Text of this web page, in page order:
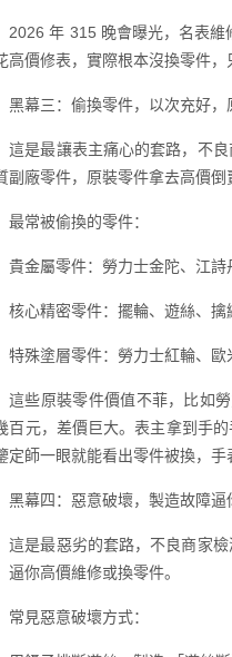
2026 年 315 晚會曝光，名表
高價修表，實際根本沒換零件，
黑幕三：偷換零件，以次充好，
這是最讓表主痛心的套路，不
副廠零件，原裝零件拿去高價倒
最常被偷換的零件：
貴金屬零件：勞力士金陀、江詩
核心精密零件：擺輪、遊絲、擒
特殊塗層零件：勞力士紅輪、歐
這些原裝零件價值不菲，比如
百元，差價巨大。表主拿到手
定師一眼就能看出零件被換，手
黑幕四：惡意破壞，製造故障逼
這是最惡劣的套路，不良商家
逼你高價維修或換零件。
常見惡意破壞方式：